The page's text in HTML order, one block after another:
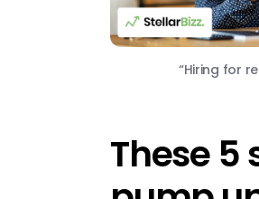
“Hiring for
These 5